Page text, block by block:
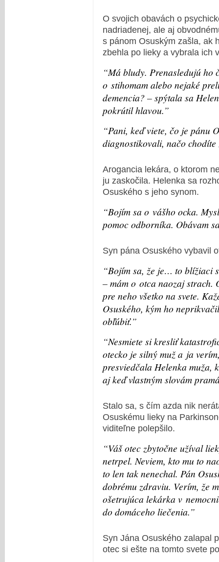
O svojich obavách o
nadriadenej, ale aj
s pánom Osuským zašla, ak
zbehla po lieky a vybrala ich
“Má bludy. Prenasledujú ho
o stihomam alebo nejaké
demencia? – spýtala sa
pokrútil hlavou.”
“Pani, keď viete, čo je pánu
diagnostikovali, načo chodíte
Arogancia lekára, o ktorom
ju zaskočila. Helenka sa
Osuského s jeho synom.
“Bojím sa o vášho ocka.
pomoc odborníka. Obávam
Syn pána Osuského vybavil
“Bojím sa, že je… to blížiaci
– mám o otca naozaj
pre neho všetko na svete.
Osuského, kým ho
obľúbiť.”
“Nesmiete si kresliť
otecko je silný muž a ja
presviedčala Helenka muža,
aj keď vlastným slovám
Stalo sa, s čím azda nik
Osuskému lieky na
viditeľne polepšilo.
“Váš otec zbytočne užíval
netrpel. Neviem, kto mu to
to len tak nenechal. Pán
dobrému zdraviu. Verím, že
ošetrujúca lekárka v
do domáceho liečenia.”
Syn Jána Osuského zalapal
otec si ešte na tomto svete